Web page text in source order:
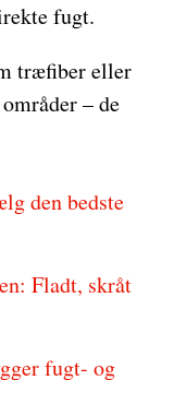
fugt.
træfiber eller
– de
den bedste
Fladt, skråt
fugt- og